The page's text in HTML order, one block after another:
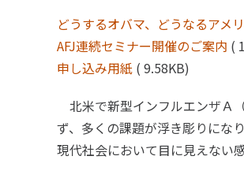
どうするオバマ、どうなるアメ
AFJ連続セミナー開催のご案内 (
申し込み用紙 ( 9.58KB)
北米で新型インフルエンザＡ
ず、多くの課題が浮き彫りにな
現代社会において目に見えない